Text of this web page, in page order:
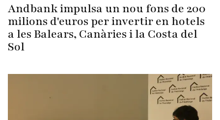
Andbank impulsa un nou fons de 200
milions d'euros per invertir en hotels
a les Balears, Canàries i la Costa del
Sol